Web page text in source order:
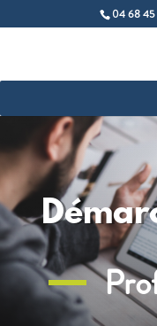
04 68